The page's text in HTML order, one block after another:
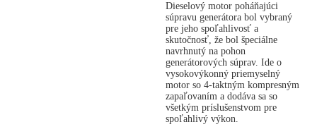
Dieselový motor poháňajúci
súpravu generátora bol vybraný
pre jeho spoľahlivosť a
skutočnosť, že bol špeciálne
navrhnutý na pohon
generátorových súprav. Ide o
vysokovýkonný priemyselný
motor so 4-taktným kompresným
zapaľovaním a dodáva sa so
všetkým príslušenstvom pre
spoľahlivý výkon.